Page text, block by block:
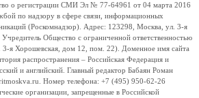
о регистрации СМИ Эл № 77-64961 от 04 марта 2016
по надзору в сфере связи, информационных
(Роскомнадзор). Адрес: 123298, Москва, ул. 3-я
Общество с ограниченной ответственностью
я Хорошевская, дом 12, пом. 22). Доменное имя сайта
распространения – Российская Федерация и
и английский. Главный редактор Бабаян Роман
Номер телефона: +7 (495) 950-62-26
организации, запрещенные в Российской